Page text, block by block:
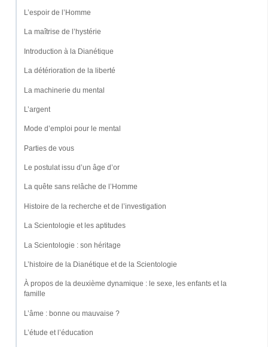
L’espoir de l’Homme
La maîtrise de l’hystérie
Introduction à la Dianétique
La détérioration de la liberté
La machinerie du mental
L’argent
Mode d’emploi pour le mental
Parties de vous
Le postulat issu d’un âge d’or
La quête sans relâche de l’Homme
Histoire de la recherche et de l’investigation
La Scientologie et les aptitudes
La Scientologie : son héritage
L’histoire de la Dianétique et de la Scientologie
À propos de la deuxième dynamique : le sexe, les enfants et la
famille
L’âme : bonne ou mauvaise ?
L’étude et l’éducation